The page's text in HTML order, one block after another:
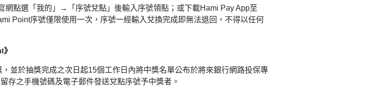
網點選「我的」→「序號兌點」後輸入序號領點；或下載Hami Pay App至
Point序號僅限使用一次，序號一經輸入兌換完成即無法退回，不得以任何
並於抽獎完成之次日起15個工作日內將中獎名單公布於將來銀行網路投保專
存之手機號碼及電子郵件發送兌點序號予中獎者。